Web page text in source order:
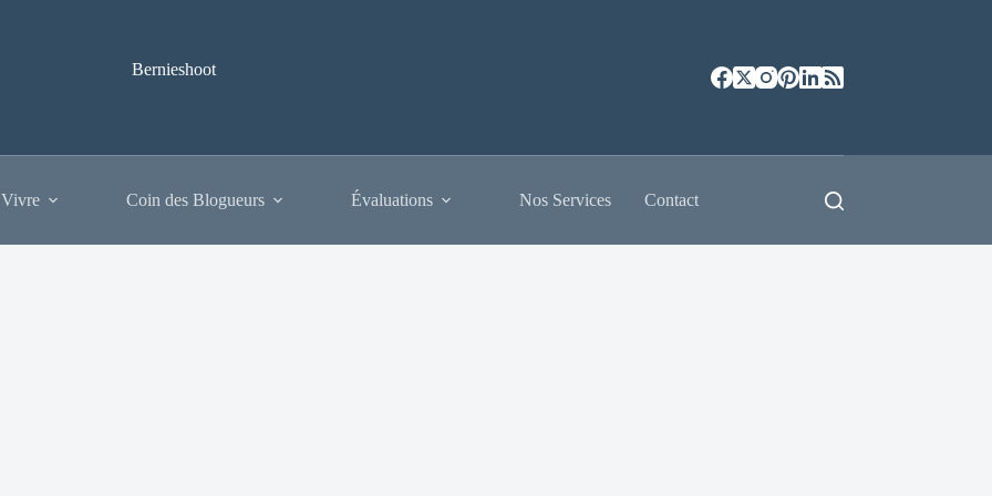
Bernieshoot
Coin des Blogueurs Évaluations Nos Services Contact